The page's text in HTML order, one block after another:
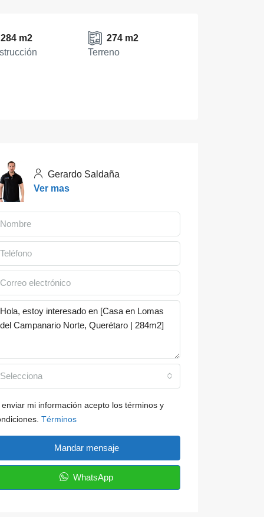
284 m2
274 m2
Terreno
Gerardo Saldaña
Ver mas
Selecciona
enviar mi información acepto los términos y
Términos
Mandar mensaje
WhatsApp